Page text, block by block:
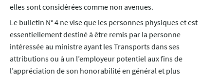
elles sont considérées comme non avenues.
Le bulletin N° 4 ne vise que les personnes physiques et est
essentiellement destiné à être remis par la personne
intéressée au ministre ayant les Transports dans ses
attributions ou à un l’employeur potentiel aux fins de
l’appréciation de son honorabilité en général et plus